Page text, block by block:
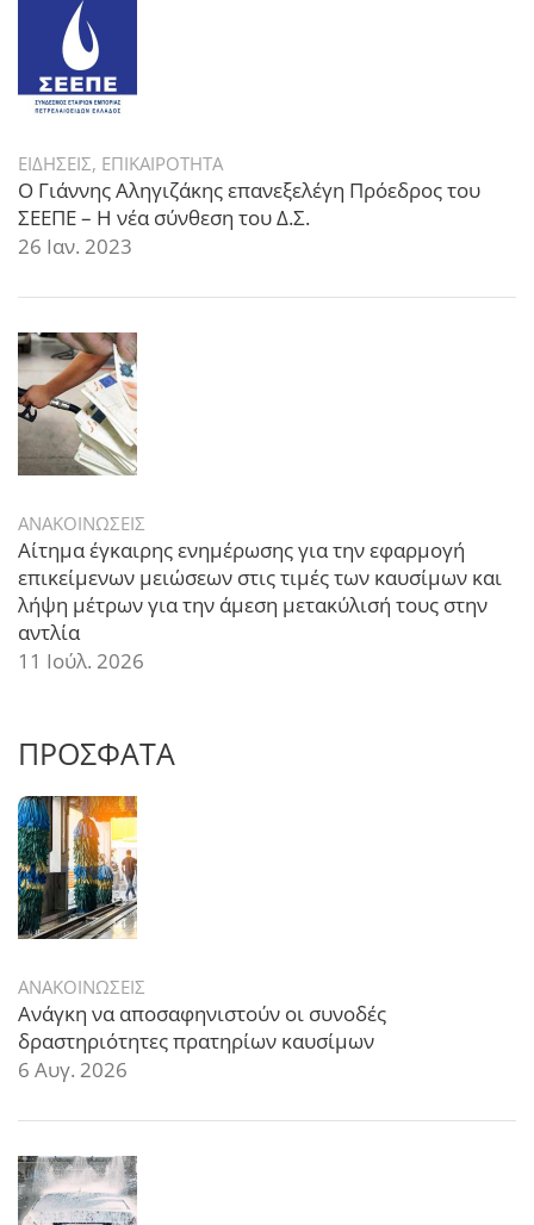
ΕΙΔΗΣΕΙΣ, ΕΠΙΚΑΙΡΟΤΗΤΑ
Ο Γιάννης Αληγιζάκης επανεξελέγη Πρόεδρος του
ΣΕΕΠΕ – Η νέα σύνθεση του Δ.Σ.
26 Ιαν. 2023
ΑΝΑΚΟΙΝΩΣΕΙΣ
Αίτημα έγκαιρης ενημέρωσης για την εφαρμογή
επικείμενων μειώσεων στις τιμές των καυσίμων και
λήψη μέτρων για την άμεση μετακύλισή τους στην
αντλία
11 Ιούλ. 2026
ΠΡΟΣΦΑΤΑ
ΑΝΑΚΟΙΝΩΣΕΙΣ
Ανάγκη να αποσαφηνιστούν οι συνοδές
δραστηριότητες πρατηρίων καυσίμων
6 Αυγ. 2026